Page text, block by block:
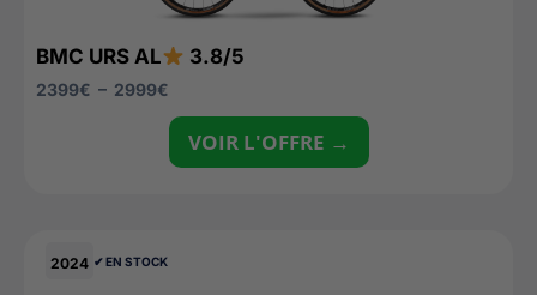
BMC URS AL 3.8/5
2399€ – 2999€
VOIR L'OFFRE →
2024 ✔︎ EN STOCK